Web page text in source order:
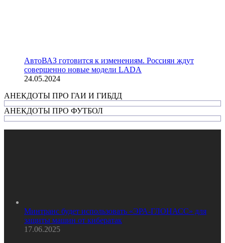
АвтоВАЗ готовится к изменениям. Россиян ждут
совершенно новые модели LADA
24.05.2024
АНЕКДОТЫ ПРО ГАИ И ГИБДД
АНЕКДОТЫ ПРО ФУТБОЛ
Минтранс будет использовать «ЭРА-ГЛОНАСС» для
защиты машин от кибератак
17.06.2025